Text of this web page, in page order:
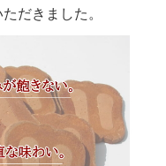
だきました。